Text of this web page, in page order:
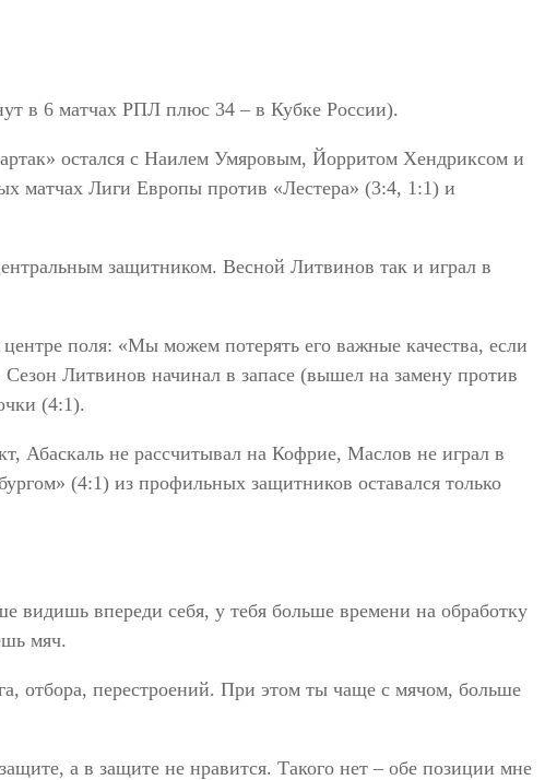
в 6 матчах РПЛ плюс 34 – в Кубке России).
остался с Наилем Умяровым, Йорритом Хендриксом и
матчах Лиги Европы против «Лестера» (3:4, 1:1) и
защитником. Весной Литвинов так и играл в
поля: «Мы можем потерять его важные качества, если
Литвинов начинал в запасе (вышел на замену против
(4:1).
Абаскаль не рассчитывал на Кофрие, Маслов не играл в
(4:1) из профильных защитников оставался только
впереди себя, у тебя больше времени на обработку
мяч.
отбора, перестроений. При этом ты чаще с мячом, больше
а в защите не нравится. Такого нет – обе позиции мне